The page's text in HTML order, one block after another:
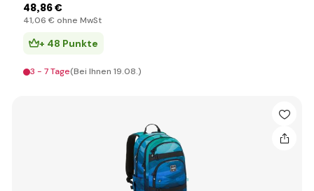
48,86 €
41,06 € ohne MwSt
+ 48 Punkte
3 - 7 Tage(Bei Ihnen 19.08.)